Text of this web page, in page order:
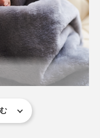
ままに、長さを半分に
用、小さいお子さん用
仕上げの毛さばきやポ